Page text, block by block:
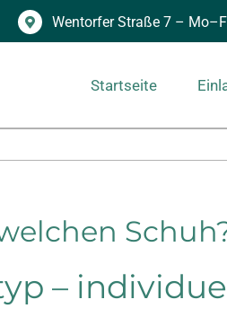
Wentorfer Straße 7 –
Startseite
–